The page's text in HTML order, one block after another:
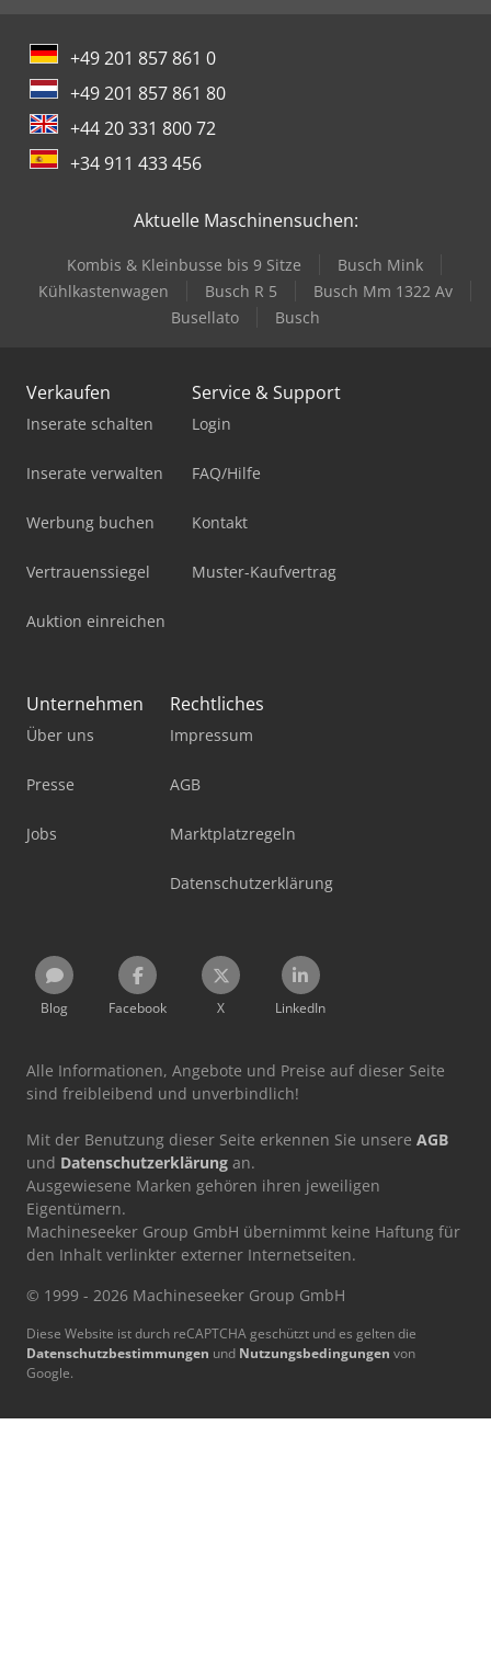
+49 201 857 861 0
+49 201 857 861 80
+44 20 331 800 72
+34 911 433 456
Aktuelle Maschinensuchen:
Kombis & Kleinbusse bis 9 Sitze
Busch Mink
Kühlkastenwagen
Busch R 5
Busch Mm 1322 Av
Busellato
Busch
Verkaufen
Inserate schalten
Inserate verwalten
Werbung buchen
Vertrauenssiegel
Auktion einreichen
Service & Support
Login
FAQ/Hilfe
Kontakt
Muster-Kaufvertrag
Unternehmen
Über uns
Presse
Jobs
Rechtliches
Impressum
AGB
Marktplatzregeln
Datenschutzerklärung
Blog Facebook X LinkedIn
Alle Informationen, Angebote und Preise auf dieser Seite
sind freibleibend und unverbindlich!
Mit der Benutzung dieser Seite erkennen Sie unsere AGB
und Datenschutzerklärung an.
Ausgewiesene Marken gehören ihren jeweiligen
Eigentümern.
Machineseeker Group GmbH übernimmt keine Haftung für
den Inhalt verlinkter externer Internetseiten.
© 1999 - 2026 Machineseeker Group GmbH
Diese Website ist durch reCAPTCHA geschützt und es gelten die
Datenschutzbestimmungen und Nutzungsbedingungen von
Google.